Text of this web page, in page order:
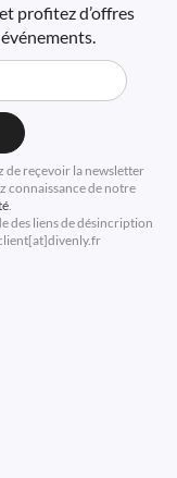
profitez d’offres
de reçevoir la newsletter
connaissance de notre
.
des liens de désincription